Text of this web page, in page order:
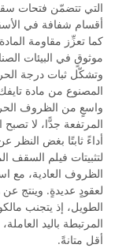
التي تتضمّن فتحات
أقسام شفافة في
كما تعزِّز مقاومة
موثوقٍ في البيئات
وتشكّل ثبات درجة
المصنوع من مادة
واسعٍ من الظروف
المرتفعة جدًّا، لا
أداءً ثابتًا بغض النظر
الظروف العادية، مع
لعقودٍ عديدةٍ. وينتج
الطويل، إذ يتجنب
المرتبطة باليد
أقل متانةً.